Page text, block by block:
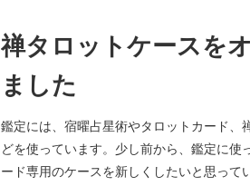
禅タロットケースを
ました
鑑定には、宿曜占星術やタロットカード、
どを使っています。少し前から、鑑定に使
ード専用のケースを新しくしたいと思って